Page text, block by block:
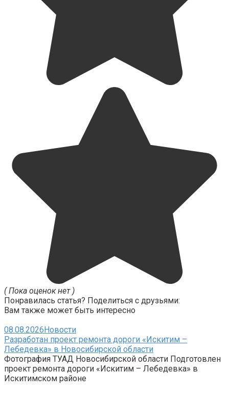
( Пока оценок нет )
Понравилась статья? Поделиться с друзьями:
Вам также может быть интересно
08.08.2026Новости
Разработан проект ремонта дороги «Искитим –
Лебедевка» в Новосибирской области
Фотография ТУАД Новосибирской области Подготовлен
проект ремонта дороги «Искитим – Лебедевка» в
Искитимском районе